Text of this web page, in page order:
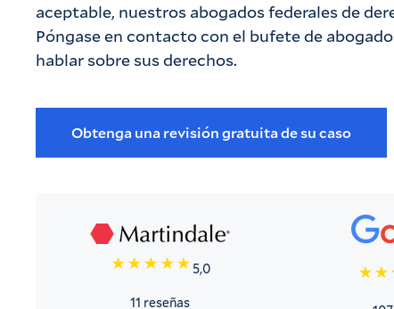
aceptable, nuestros abogados federales de
Póngase en contacto con el bufete de
hablar sobre sus derechos.
Obtenga una revisión gratuita de su caso
5,0
11 reseñas